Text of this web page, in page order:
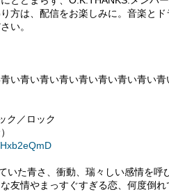
方は、配信をお楽しみに。音楽と
い。
い青い青い青い青い青い青い青い
ク／ロック
いた青さ、衝動、瑞々しい感情を呼
友情やまっすぐすぎる恋、何度倒